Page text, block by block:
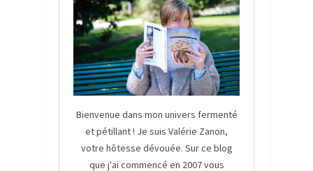
Bienvenue dans mon univers fermenté
et pétillant ! Je suis Valérie Zanon,
votre hôtesse dévouée. Sur ce blog
que j'ai commencé en 2007 vous